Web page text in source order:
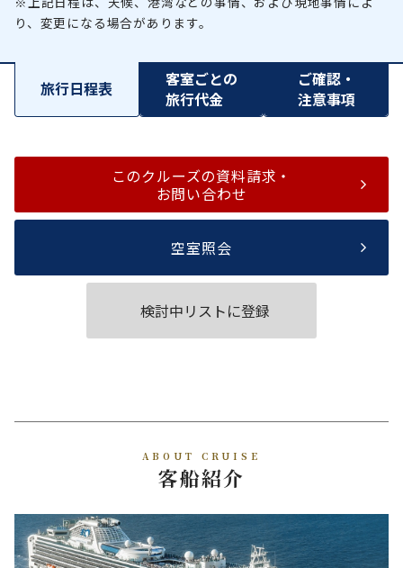
り、変更になる場合があります。
旅行日程表
客室ごとの
旅行代金
ご確認・
注意事項
このクルーズの資料請求・
お問い合わせ
空室照会
検討中リストに登録
ABOUT CRUISE
客船紹介